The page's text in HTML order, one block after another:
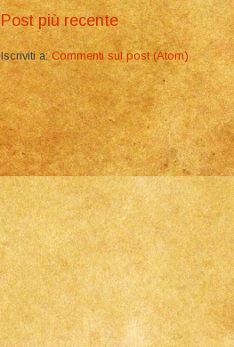
Post più recente
Iscriviti a:Commenti sul post (Atom)